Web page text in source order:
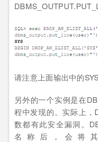
请注意上面输出中的SYS
另外的一个实例是在
程中发现的。实际上，
数都有此安全漏洞。
名称后，会将其